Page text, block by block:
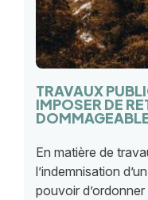
TRAVAUX
IMPOSER DE
En matière de
l’indemnisation
pouvoir